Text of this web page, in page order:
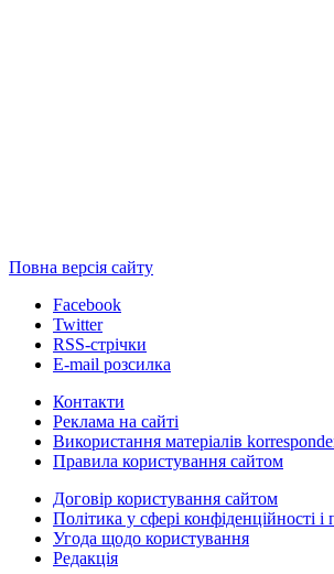
Повна версія сайту
Facebook
Twitter
RSS-стрічки
E-mail розсилка
Контакти
Реклама на сайті
Використання матеріалів
Правила користування сайтом
Договір користування сайтом
Політика у сфері конфіденційності
Угода щодо користування
Редакція